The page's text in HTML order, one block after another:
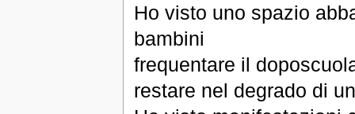
Ho visto uno spazio
bambini
frequentare il
restare nel degrado di